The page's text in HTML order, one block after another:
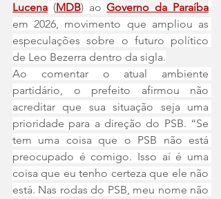
Lucena (MDB) ao Governo da Paraíba
em 2026, movimento que ampliou as
especulações sobre o futuro político
de Leo Bezerra dentro da sigla.
Ao comentar o atual ambiente
partidário, o prefeito afirmou não
acreditar que sua situação seja uma
prioridade para a direção do PSB. “Se
tem uma coisa que o PSB não está
preocupado é comigo. Isso aí é uma
coisa que eu tenho certeza que ele não
está. Nas rodas do PSB, meu nome não